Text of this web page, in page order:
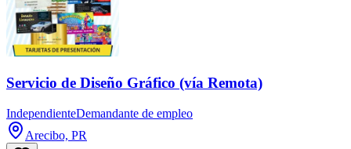
Servicio de Diseño Gráfico (vía Remota)
IndependienteDemandante de empleo
Arecibo, PR